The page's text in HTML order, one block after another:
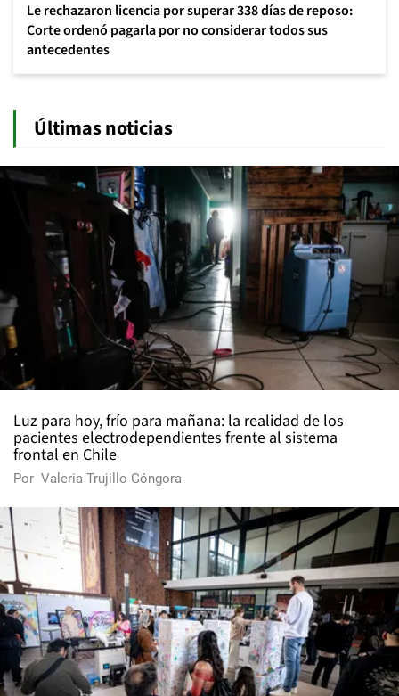
Le rechazaron licencia por superar 338 días de reposo:
Corte ordenó pagarla por no considerar todos sus
antecedentes
Últimas noticias
Luz para hoy, frío para mañana: la realidad de los
pacientes electrodependientes frente al sistema
frontal en Chile
Por Valeria Trujillo Góngora